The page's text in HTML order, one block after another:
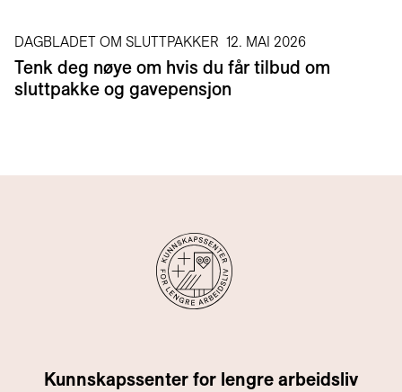
DAGBLADET OM SLUTTPAKKER 12. MAI 2026
Tenk deg nøye om hvis du får tilbud om
sluttpakke og gavepensjon
Kunnskapssenter for lengre arbeidsliv